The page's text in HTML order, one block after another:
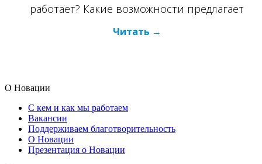
работает? Какие возможности предлагает
Читать
О Новации
С кем и как мы работаем
Вакансии
Поддерживаем благотворительность
О Новации
Презентация о Новации